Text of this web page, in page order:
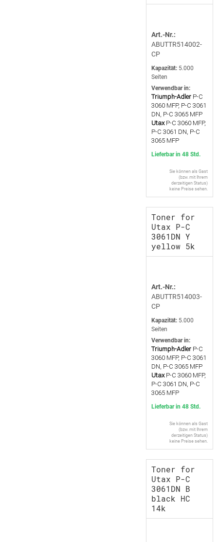
Art.-Nr.:
ABUTTR514002-
CP
Kapazität: 5.000
Seiten
Verwendbar in:
Triumph-Adler P-C
3060 MFP, P-C 3061
DN, P-C 3065 MFP
Utax P-C 3060 MFP,
P-C 3061 DN, P-C
3065 MFP
Lieferbar in 48 Std.
Sie können als Gast
(bzw. mit Ihrem
derzeitigen Status)
keine Preise sehen.
Toner for
Utax P-C
3061DN Y
yellow 5k
Art.-Nr.:
ABUTTR514003-
CP
Kapazität: 5.000
Seiten
Verwendbar in:
Triumph-Adler P-C
3060 MFP, P-C 3061
DN, P-C 3065 MFP
Utax P-C 3060 MFP,
P-C 3061 DN, P-C
3065 MFP
Lieferbar in 48 Std.
Sie können als Gast
(bzw. mit Ihrem
derzeitigen Status)
keine Preise sehen.
Toner for
Utax P-C
3061DN B
black HC
14k